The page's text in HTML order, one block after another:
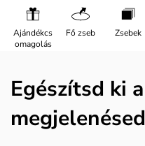
Ajándékcs
omagolás
Fő zseb Zsebek
Egészítsd ki a
megjelenésed